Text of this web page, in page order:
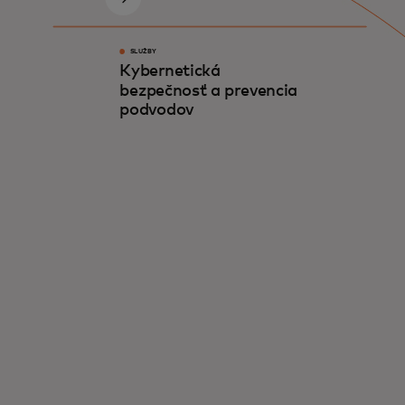
SLUŽBY
Kybernetická
bezpečnosť a prevencia
podvodov